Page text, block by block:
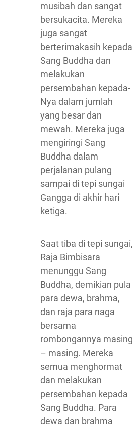
musibah dan sangat
bersukacita. Mereka
juga sangat
berterimakasih kepada
Sang Buddha dan
melakukan
persembahan kepada-
Nya dalam jumlah
yang besar dan
mewah. Mereka juga
mengiringi Sang
Buddha dalam
perjalanan pulang
sampai di tepi sungai
Gangga di akhir hari
ketiga.
Saat tiba di tepi sungai,
Raja Bimbisara
menunggu Sang
Buddha, demikian pula
para dewa, brahma,
dan raja para naga
bersama
rombongannya masing
– masing. Mereka
semua menghormat
dan melakukan
persembahan kepada
Sang Buddha. Para
dewa dan brahma